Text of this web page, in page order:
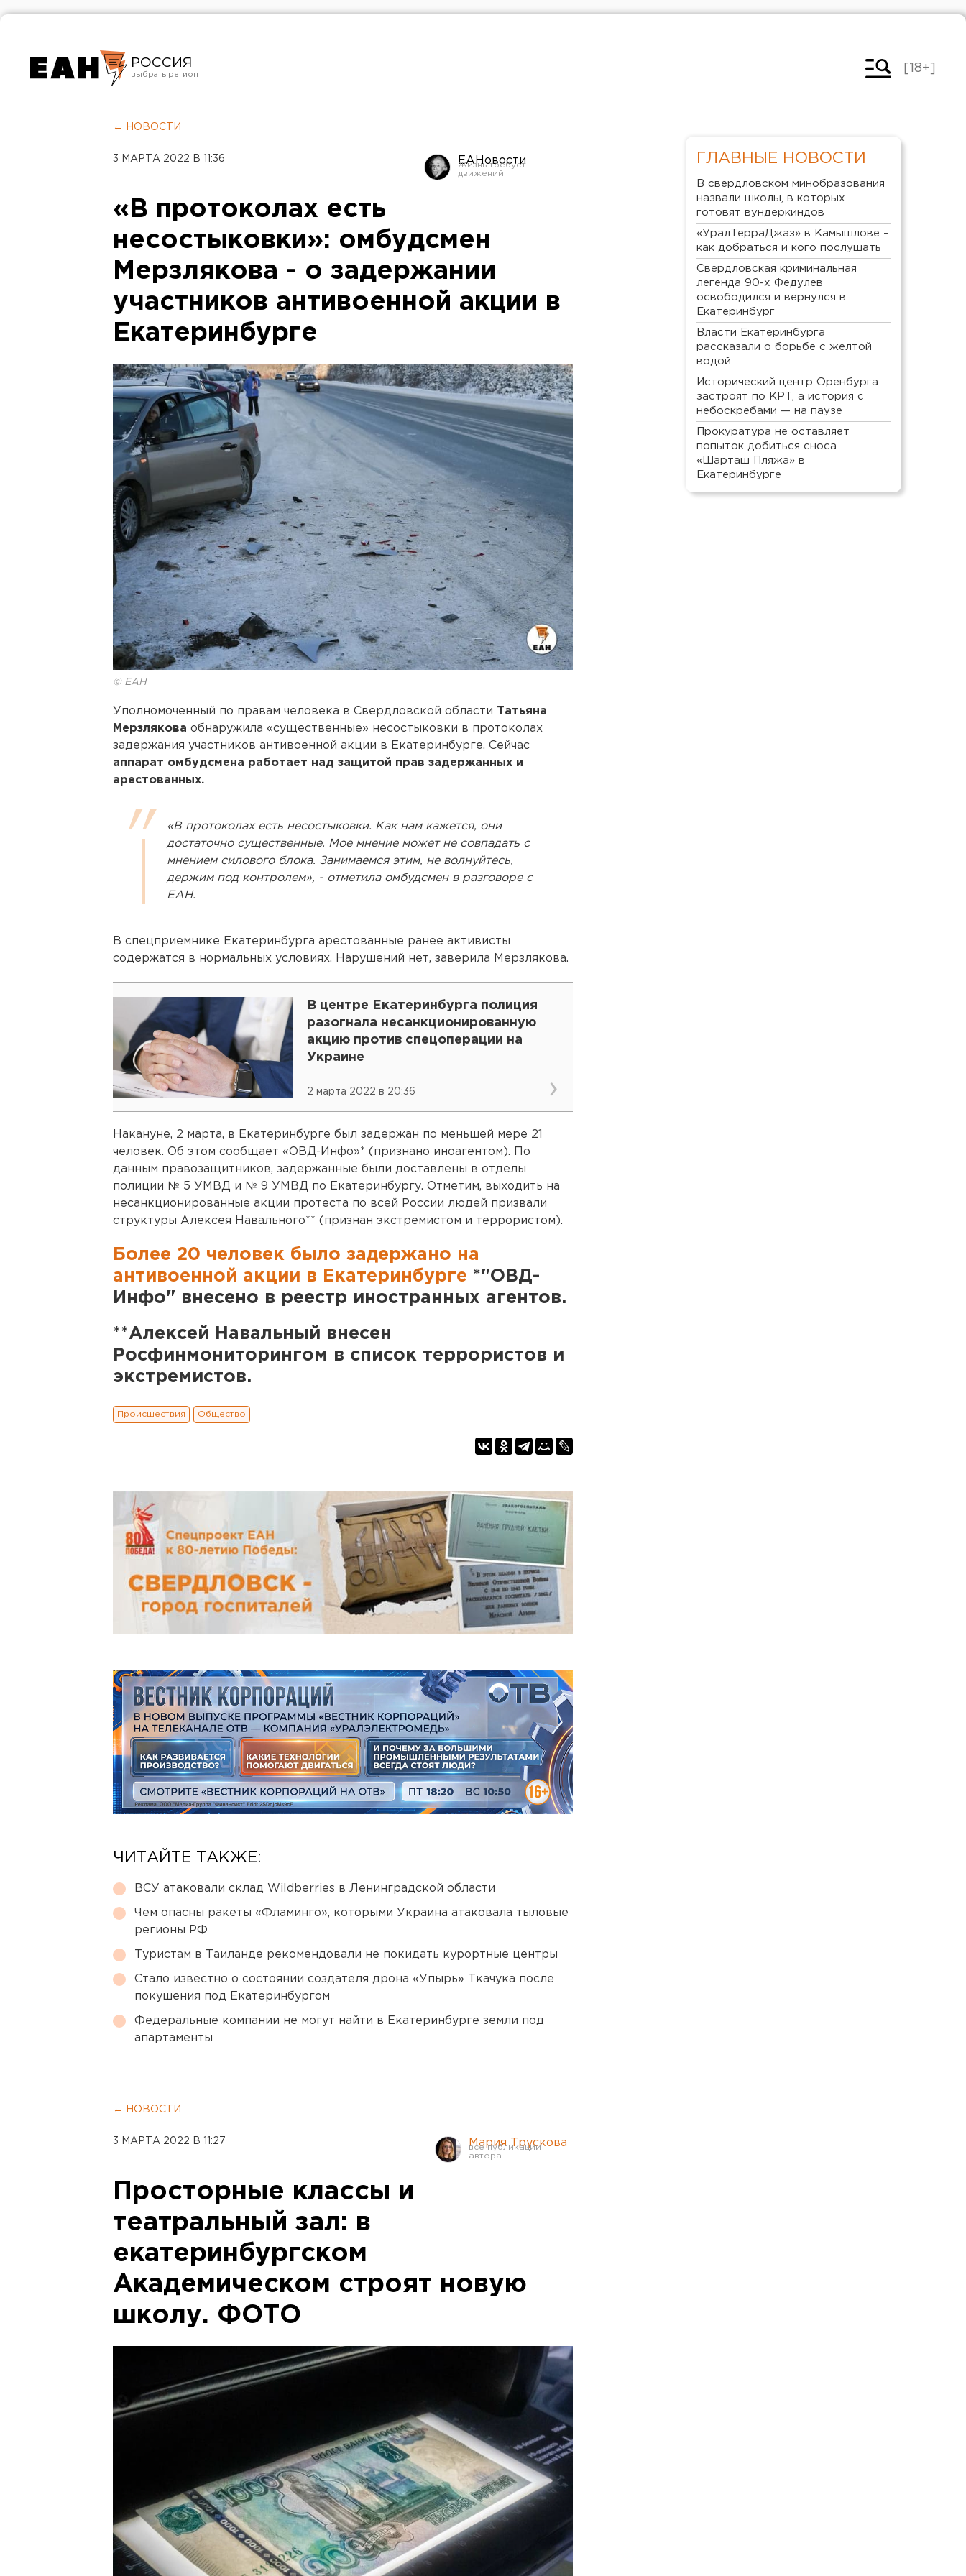
РОССИЯ
Челябинск
[18+]
← НОВОСТИ
3 МАРТА 2022 В 11:36 ЕАНовости
«В протоколах есть
несостыковки»: омбудсмен
Мерзлякова - о задержании
участников антивоенной акции в
Екатеринбурге
© ЕАН
Уполномоченный по правам человека в Свердловской области Татьяна
Мерзлякова обнаружила «существенные» несостыковки в протоколах
задержания участников антивоенной акции в Екатеринбурге. Сейчас
аппарат омбудсмена работает над защитой прав задержанных и
арестованных.
«В протоколах есть несостыковки. Как нам кажется, они
достаточно существенные. Мое мнение может не совпадать с
мнением силового блока. Занимаемся этим, не волнуйтесь,
держим под контролем», - отметила омбудсмен в разговоре с
ЕАН.
В спецприемнике Екатеринбурга арестованные ранее активисты
содержатся в нормальных условиях. Нарушений нет, заверила Мерзлякова.
В центре Екатеринбурга полиция
разогнала несанкционированную
акцию против спецоперации на
Украине
2 марта 2022 в 20:36
Накануне, 2 марта, в Екатеринбурге был задержан по меньшей мере 21
человек. Об этом сообщает «ОВД-Инфо»* (признано иноагентом). По
данным правозащитников, задержанные были доставлены в отделы
полиции № 5 УМВД и № 9 УМВД по Екатеринбургу. Отметим, выходить на
несанкционированные акции протеста по всей России людей призвали
структуры Алексея Навального** (признан экстремистом и террористом).
Более 20 человек было задержано на
антивоенной акции в Екатеринбурге *"ОВД-
Инфо" внесено в реестр иностранных агентов.
**Алексей Навальный внесен
Росфинмониторингом в список террористов и
экстремистов.
Происшествия Общество
ЧИТАЙТЕ ТАКЖЕ:
ВСУ атаковали склад Wildberries в Ленинградской области
Чем опасны ракеты «Фламинго», которыми Украина атаковала тыловые
регионы РФ
Туристам в Таиланде рекомендовали не покидать курортные центры
Стало известно о состоянии создателя дрона «Упырь» Ткачука после
покушения под Екатеринбургом
Федеральные компании не могут найти в Екатеринбурге земли под
апартаменты
← НОВОСТИ
3 МАРТА 2022 В 11:27 Мария Трускова
Просторные классы и
театральный зал: в
екатеринбургском
Академическом строят новую
школу. ФОТО
ГЛАВНЫЕ НОВОСТИ
В свердловском минобразования
назвали школы, в которых
готовят вундеркиндов
«УралТерраДжаз» в Камышлове –
как добраться и кого послушать
Свердловская криминальная
легенда 90-х Федулев
освободился и вернулся в
Екатеринбург
Власти Екатеринбурга
рассказали о борьбе с желтой
водой
Исторический центр Оренбурга
застроят по КРТ, а история с
небоскребами — на паузе
Прокуратура не оставляет
попыток добиться сноса
«Шарташ Пляжа» в
Екатеринбурге